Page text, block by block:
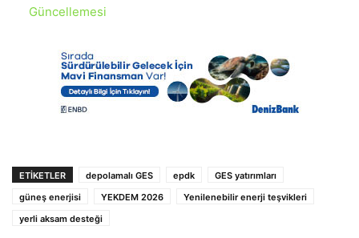
Güncellemesi
ETIKETLER depolamalı GES epdk
GES yatırımları
güneş enerjisi
YEKDEM 2026
Yenilenebilir enerji teşvikleri
yerli aksam desteği